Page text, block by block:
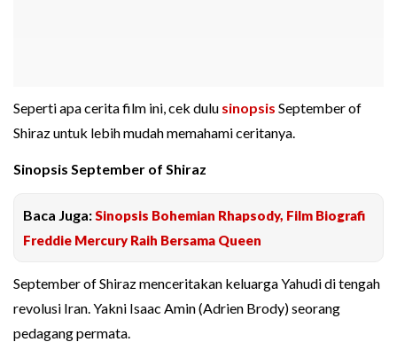
Seperti apa cerita film ini, cek dulu sinopsis September of
Shiraz untuk lebih mudah memahami ceritanya.
Sinopsis September of Shiraz
Baca Juga:Sinopsis Bohemian Rhapsody, Film Biografi
Freddie Mercury Raih Bersama Queen
September of Shiraz menceritakan keluarga Yahudi di tengah
revolusi Iran. Yakni Isaac Amin (Adrien Brody) seorang
pedagang permata.